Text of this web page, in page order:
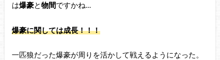
は爆豪と物間ですかね…
爆豪に関しては成長！！！
一匹狼だった爆豪が周りを活かして戦えるようになった。